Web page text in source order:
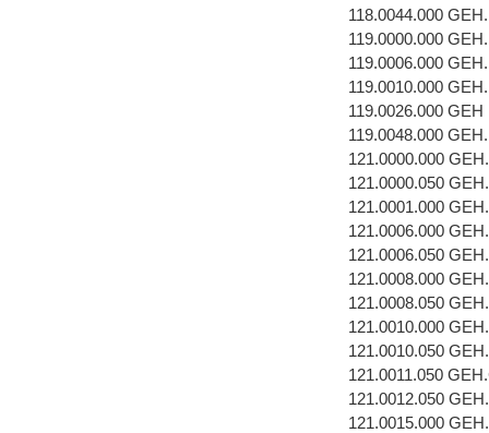
118.0044.000
119.0000.000
119.0006.000
119.0010.000
119.0026.000
119.0048.000
121.0000.000
121.0000.050
121.0001.000
121.0006.000
121.0006.050
121.0008.000
121.0008.050
121.0010.000
121.0010.050
121.0011.050
121.0012.050
121.0015.000